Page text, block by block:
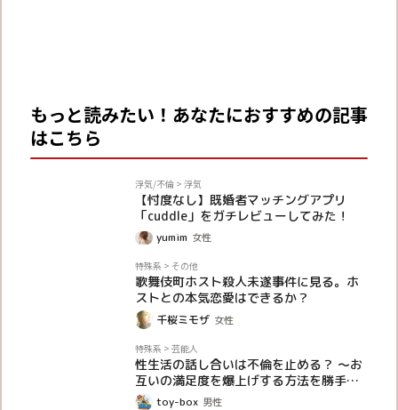
もっと読みたい！あなたにおすすめの記事
はこちら
浮気/不倫 > 浮気
【忖度なし】既婚者マッチングアプリ
「cuddle」をガチレビューしてみた！
yumim 女性
特殊系 > その他
歌舞伎町ホスト殺人未遂事件に見る。ホ
ストとの本気恋愛はできるか？
千桜ミモザ 女性
特殊系 > 芸能人
性生活の話し合いは不倫を止める？ ～お
互いの満足度を爆上げする方法を勝手に
考えてみた～
toy-box 男性